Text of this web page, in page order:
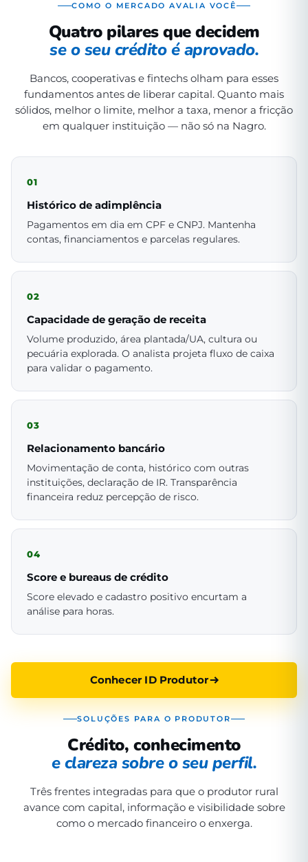
COMO O MERCADO AVALIA VOCÊ
Quatro pilares que decidem
se o seu crédito é aprovado.
Bancos, cooperativas e fintechs olham para esses
fundamentos antes de liberar capital. Quanto mais
sólidos, melhor o limite, melhor a taxa, menor a fricção
em qualquer instituição — não só na Nagro.
01
Histórico de adimplência
Pagamentos em dia em CPF e CNPJ. Mantenha
contas, financiamentos e parcelas regulares.
02
Capacidade de geração de receita
Volume produzido, área plantada/UA, cultura ou
pecuária explorada. O analista projeta fluxo de caixa
para validar o pagamento.
03
Relacionamento bancário
Movimentação de conta, histórico com outras
instituições, declaração de IR. Transparência
financeira reduz percepção de risco.
04
Score e bureaus de crédito
Score elevado e cadastro positivo encurtam a
análise para horas.
Conhecer ID Produtor
SOLUÇÕES PARA O PRODUTOR
Crédito, conhecimento
e clareza sobre o seu perfil.
Três frentes integradas para que o produtor rural
avance com capital, informação e visibilidade sobre
como o mercado financeiro o enxerga.